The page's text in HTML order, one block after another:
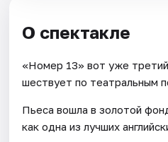
О спектакле
«Номер 13» вот уже
шествует по театральным
Пьеса вошла в золотой
как одна из лучших